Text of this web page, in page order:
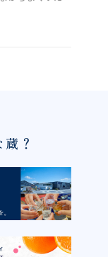
？